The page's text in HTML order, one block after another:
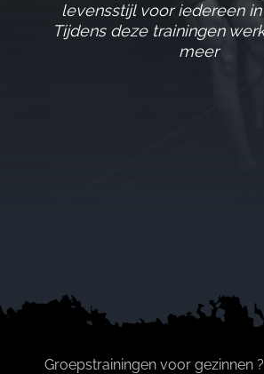
levensstijl voor iedereen
Tijdens deze trainingen
meer
Groepstrainingen voor gezinnen